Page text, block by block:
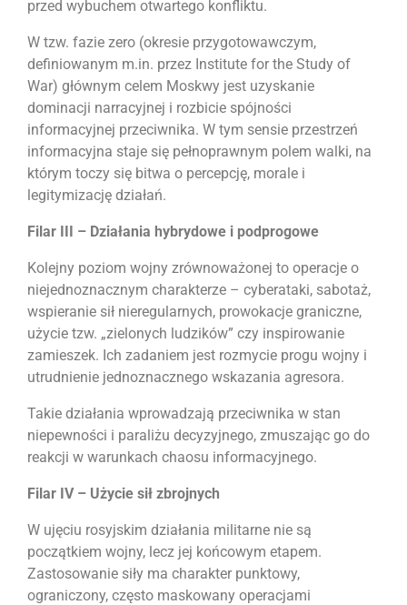
przed wybuchem otwartego konfliktu.
W tzw. fazie zero (okresie przygotowawczym,
definiowanym m.in. przez Institute for the Study of
War) głównym celem Moskwy jest uzyskanie
dominacji narracyjnej i rozbicie spójności
informacyjnej przeciwnika. W tym sensie przestrzeń
informacyjna staje się pełnoprawnym polem walki, na
którym toczy się bitwa o percepcję, morale i
legitymizację działań.
Filar III – Działania hybrydowe i podprogowe
Kolejny poziom wojny zrównoważonej to operacje o
niejednoznacznym charakterze – cyberataki, sabotaż,
wspieranie sił nieregularnych, prowokacje graniczne,
użycie tzw. „zielonych ludzików” czy inspirowanie
zamieszek. Ich zadaniem jest rozmycie progu wojny i
utrudnienie jednoznacznego wskazania agresora.
Takie działania wprowadzają przeciwnika w stan
niepewności i paraliżu decyzyjnego, zmuszając go do
reakcji w warunkach chaosu informacyjnego.
Filar IV – Użycie sił zbrojnych
W ujęciu rosyjskim działania militarne nie są
początkiem wojny, lecz jej końcowym etapem.
Zastosowanie siły ma charakter punktowy,
ograniczony, często maskowany operacjami